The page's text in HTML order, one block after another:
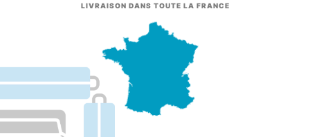
LIVRAISON DANS TOUTE LA FRANCE